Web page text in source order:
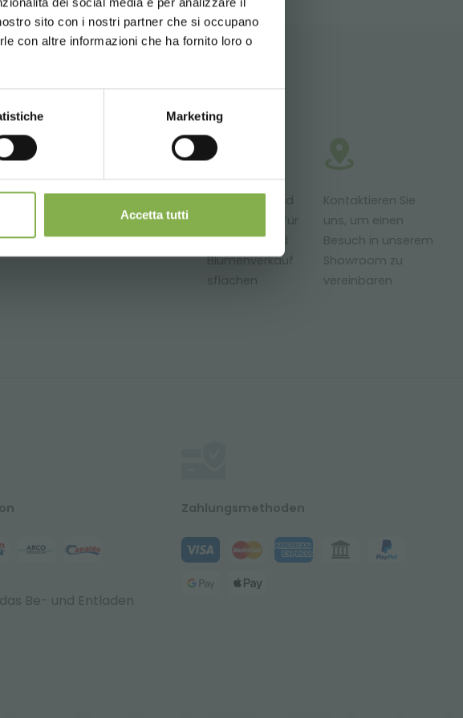
sito con i nostri partner che si occupano
con altre informazioni che ha fornito loro o
Marketing
Accetta tutti
ENGLISH
CONTINUE
Auslieferung
bereit
erte Projekte für
Pflanzen- und
Blumenverkauf
sflächen
Kontaktieren Sie
uns, um einen
Besuch in unserem
Showroom zu
vereinbaren
15.000 €
die Option
Be- und Entladen
Zahlungsmethoden